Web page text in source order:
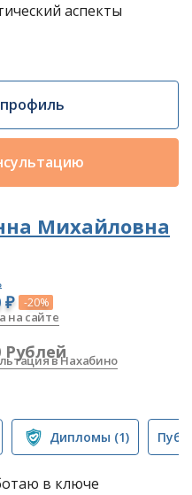
аспекты
Михайловна
₽ -20%
на сайте
Рублейв Нахабино
Дипломы (1)
в ключе